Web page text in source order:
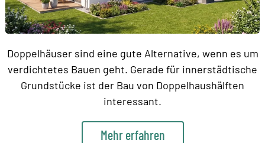
Doppelhäuser sind eine gute Alternative, wenn es um
verdichtetes Bauen geht. Gerade für innerstädtische
Grundstücke ist der Bau von Doppelhaushälften
interessant.
Mehr erfahren